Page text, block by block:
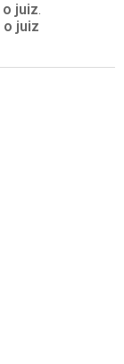
o juiz.
o juiz